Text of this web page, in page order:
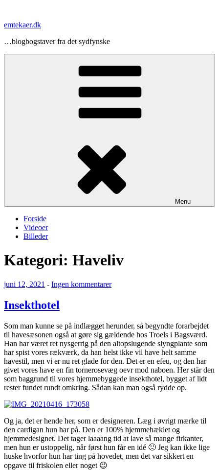
indhold
emtekaer.dk
…blogbogstaver fra det sydfynske
Menu
Forside
Videoer
Billeder
Kategori: Haveliv
Udgivet
juni 12, 2021 - Ingen kommentarertil
Insekthotel
Som man kunne se på indlægget herunder, så begyndte forarbejdet
til havesæsonen også at gøre sig gældende hos Troels i Bagsværd.
Han har været ret nysgerrig på den altopslugende slyngplante som
har spist vores rækværk, da han helst ikke vil have helt samme
havestil, men vi er nu ret glade for den. Det er en efeu, og den har
givet vores have en fin tornerosevæg oevr mod naboen. Her står den
som baggrund til vores hjemmebyggede insekthotel, bygget af lidt
rester fundet rundt omkring. Sådan kan man også rydde op.
Og ja, det er hende her, som er designeren. Læg i øvrigt mærke til
den cardigan hun har på. Den er 100% hjemmehæklet og
hjemmedesignet. Det tager laaaang tid at lave så mange firkanter,
men hun er ustoppelig, når først hun får en idé 🙂 Jeg kan ikke lige
huske hvorfor hun har ting på hovedet, men det var sikkert en
opgave til friskolen eller noget 😉